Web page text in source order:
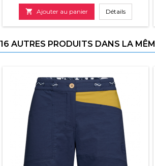
 Ajouter au panier Détails
16 AUTRES PRODUITS DANS LA